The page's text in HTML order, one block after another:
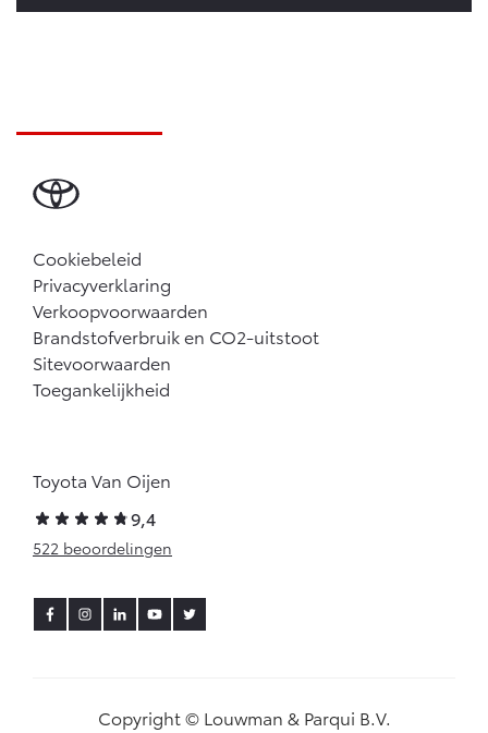
Cookiebeleid
Privacyverklaring
Verkoopvoorwaarden
Brandstofverbruik en CO2-uitstoot
Sitevoorwaarden
Toegankelijkheid
Toyota Van Oijen
9,4
522 beoordelingen
Copyright © Louwman & Parqui B.V.